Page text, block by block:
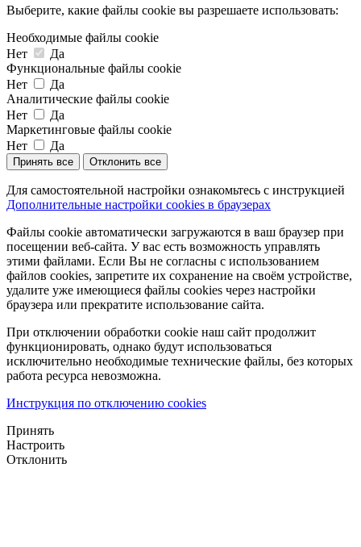
Выберите, какие файлы cookie вы разрешаете использовать:
Необходимые файлы cookie
Нет
Да
Функциональные файлы cookie
Нет
Да
Аналитические файлы cookie
Нет
Да
Маркетинговые файлы cookie
Нет
Да
Принять все Отклонить все
Для самостоятельной настройки ознакомьтесь с инструкцией
Дополнительные настройки cookies в браузерах
Файлы cookie автоматически загружаются в ваш браузер при
посещении веб-сайта. У вас есть возможность управлять
этими файлами. Если Вы не согласны с использованием
файлов cookies, запретите их сохранение на своём устройстве,
удалите уже имеющиеся файлы cookies через настройки
браузера или прекратите использование сайта.
При отключении обработки cookie наш сайт продолжит
функционировать, однако будут использоваться
исключительно необходимые технические файлы, без которых
работа ресурса невозможна.
Инструкция по отключению cookies
Принять
Настроить
Отклонить